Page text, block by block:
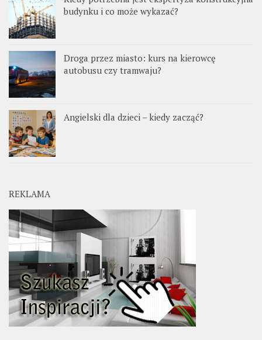
budynku i co może wykazać?
Droga przez miasto: kurs na kierowcę
autobusu czy tramwaju?
Angielski dla dzieci – kiedy zacząć?
REKLAMA